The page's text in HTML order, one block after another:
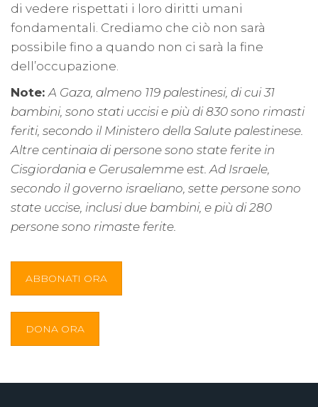
di vedere rispettati i loro diritti umani
fondamentali. Crediamo che ciò non sarà
possibile fino a quando non ci sarà la fine
dell’occupazione.
Note: A Gaza, almeno 119 palestinesi, di cui 31
bambini, sono stati uccisi e più di 830 sono rimasti
feriti, secondo il Ministero della Salute palestinese.
Altre centinaia di persone sono state ferite in
Cisgiordania e Gerusalemme est. Ad Israele,
secondo il governo israeliano, sette persone sono
state uccise, inclusi due bambini, e più di 280
persone sono rimaste ferite.
ABBONATI ORA
DONA ORA